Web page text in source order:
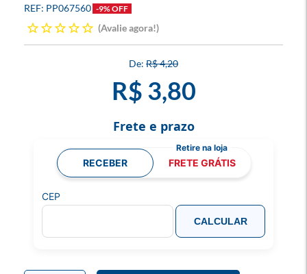
PP067560 -9% OFF
Avalie agora!
R$ 4,20
R$ 3,80
Frete e prazo
RECEBER FRETE GRÁTIS
CEP
CALCULAR